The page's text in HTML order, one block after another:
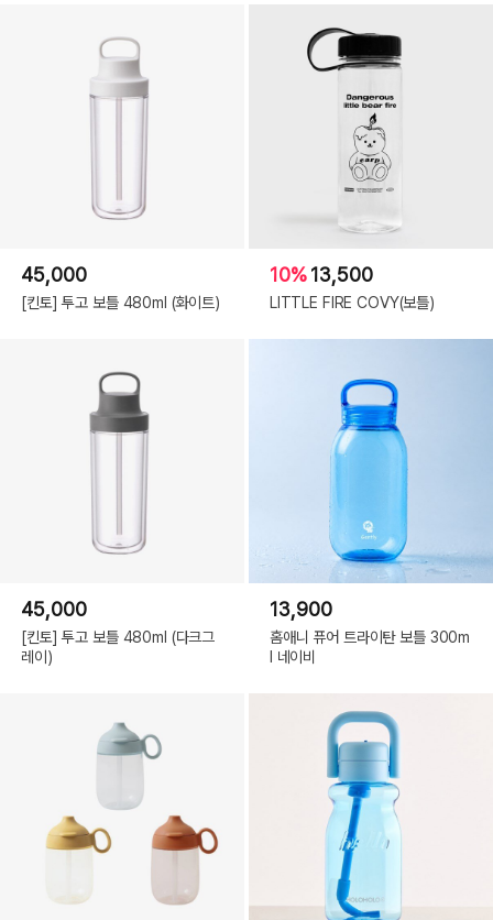
45,000
[킨토] 투고 보틀 480ml (화이트)
10%13,500
LITTLE FIRE COVY(보틀)
45,000
[킨토] 투고 보틀 480ml (다크그
레이)
13,900
홈애니 퓨어 트라이탄 보틀 300m
l 네이비